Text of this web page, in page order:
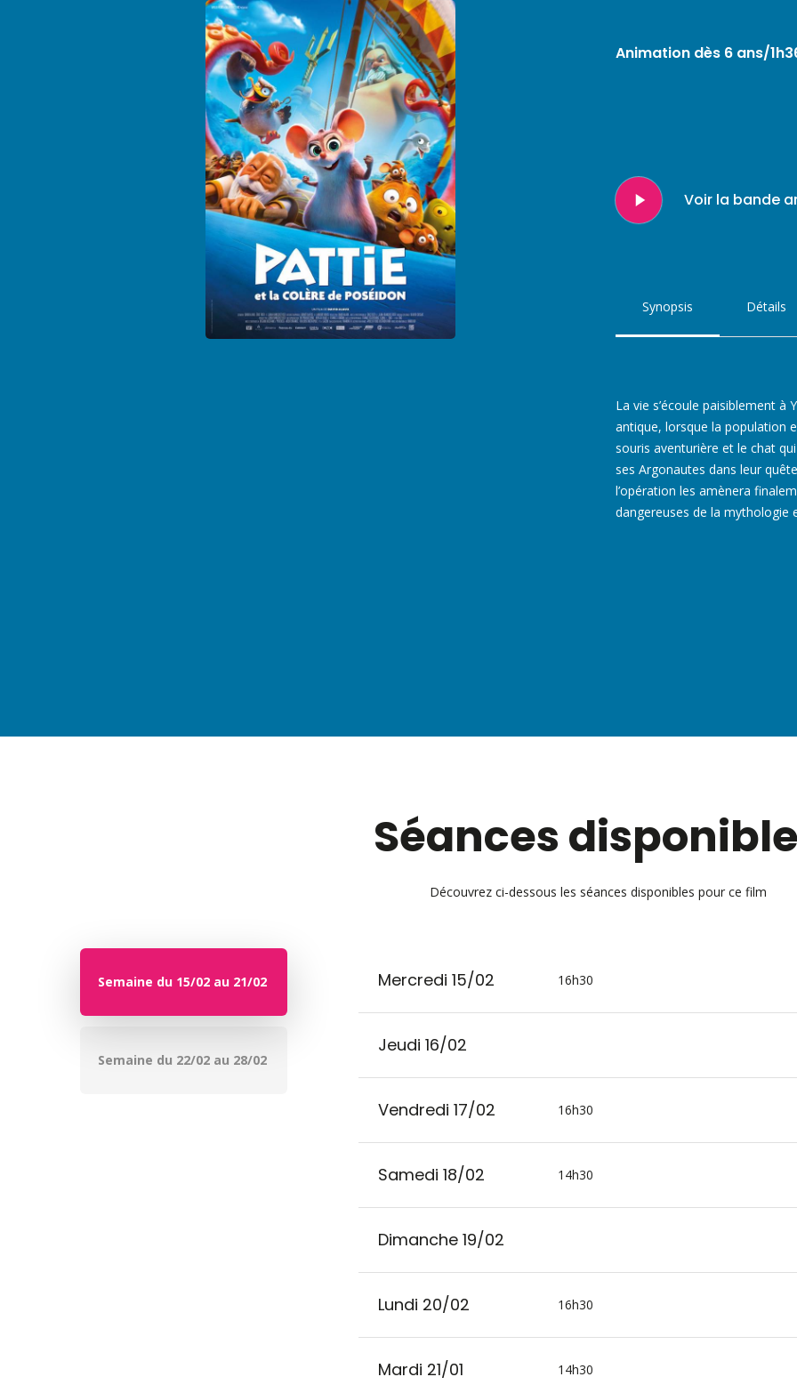
Animation dès 6 ans/
Play
Video
Voir la bande
Synopsis Détails
La vie s’écoule paisiblement à
antique, lorsque la population
souris aventurière et le chat
ses Argonautes dans leur
l’opération les amènera
dangereuses de la mythologie
Séances
Découvrez ci-dessous les séances disponibles pour ce film
Semaine du 15/02 au 21/02
Semaine du 22/02 au 28/02
Mercredi 15/02 16h30
Jeudi 16/02
Vendredi 17/02 16h30
Samedi 18/02 14h30
Dimanche 19/02
Lundi 20/02 16h30
Mardi 21/01 14h30